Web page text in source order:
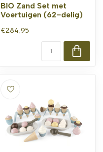
BIO Zand Set met
Voertuigen (62-delig)
€284,95